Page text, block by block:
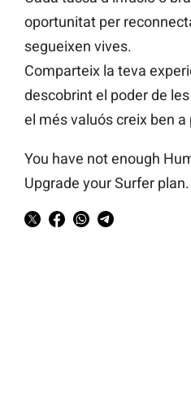
oportunitat per
segueixen vives.
Comparteix la teva
descobrint el poder de
el més valuós creix ben a
You have not enough
Upgrade your Surfer plan.